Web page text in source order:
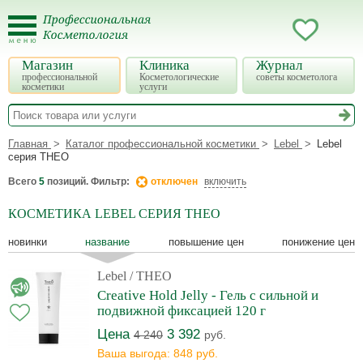
Магазин
профессиональной
косметики
Клиника
Косметологические
услуги
Журнал
советы косметолога
Главная Каталог профессиональной косметики Lebel
Lebel
серия THEO
Всего 5 позиций. Фильтр: отключен включить
КОСМЕТИКА LEBEL СЕРИЯ THEO
новинки название повышение цен понижение цен
Lebel / THEO
Creative Hold Jelly - Гель с сильной и
подвижной фиксацией 120 г
Цена 4 240 3 392 руб.
Ваша выгода: 848 руб.